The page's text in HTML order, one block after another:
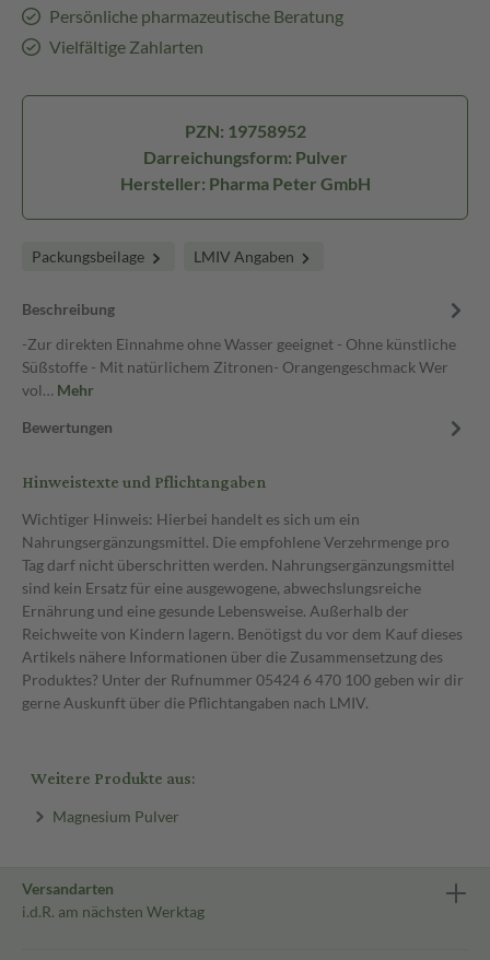
Persönliche pharmazeutische Beratung
Vielfältige Zahlarten
PZN: 19758952
Darreichungsform: Pulver
Hersteller: Pharma Peter GmbH
Packungsbeilage LMIV Angaben
Beschreibung
-Zur direkten Einnahme ohne Wasser geeignet - Ohne künstliche
Süßstoffe - Mit natürlichem Zitronen- Orangengeschmack Wer
vol… Mehr
Bewertungen
Hinweistexte und Pflichtangaben
Wichtiger Hinweis: Hierbei handelt es sich um ein
Nahrungsergänzungsmittel. Die empfohlene Verzehrmenge pro
Tag darf nicht überschritten werden. Nahrungsergänzungsmittel
sind kein Ersatz für eine ausgewogene, abwechslungsreiche
Ernährung und eine gesunde Lebensweise. Außerhalb der
Reichweite von Kindern lagern. Benötigst du vor dem Kauf dieses
Artikels nähere Informationen über die Zusammensetzung des
Produktes? Unter der Rufnummer 05424 6 470 100 geben wir dir
gerne Auskunft über die Pflichtangaben nach LMIV.
Weitere Produkte aus:
Magnesium Pulver
Versandarten
i.d.R. am nächsten Werktag